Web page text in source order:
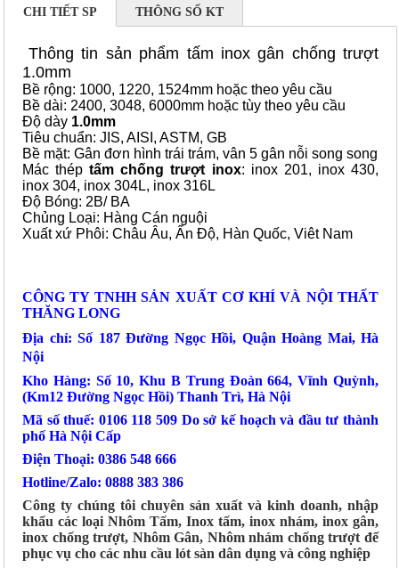
CHI TIẾT SP THÔNG SỐ KT
Thông tin sản phẩm tấm inox gân chống trượt
1.0mm
Bề rộng: 1000, 1220, 1524mm hoặc theo yêu cầu
Bề dài: 2400, 3048, 6000mm hoặc tùy theo yêu cầu
Độ dày 1.0mm
Tiêu chuẩn: JIS, AISI, ASTM, GB
Bề mặt: Gân đơn hình trái trám, vân 5 gân nỗi song song
Mác théptấm chống trượt inox: inox 201, inox 430,
inox 304, inox 304L, inox 316L
Độ Bóng: 2B/ BA
Chủng Loại: Hàng Cán nguội
Xuất xứ Phôi: Châu Âu, Ấn Độ, Hàn Quốc, Viêt Nam
CÔNG TY TNHH SẢN XUẤT CƠ KHÍ VÀ NỘI THẤT
THĂNG LONG
Địa chỉ: Số 187 Đường Ngọc Hồi, Quận Hoàng Mai, Hà
Nội
Kho Hàng: Số 10, Khu B Trung Đoàn 664, Vĩnh Quỳnh,
(Km12 Đường Ngọc Hồi) Thanh Trì, Hà Nội
Mã số thuế: 0106 118 509 Do sở kế hoạch và đầu tư thành
phố Hà Nội Cấp
Điện Thoại: 0386 548 666
Hotline/Zalo: 0888 383 386
Công ty chúng tôi chuyên sản xuất và kinh doanh, nhập
khẩu các loại Nhôm Tấm, Inox tấm, inox nhám, inox gân,
inox chống trượt, Nhôm Gân, Nhôm nhám chống trượt để
phục vụ cho các nhu cầu lót sàn dân dụng và công nghiệp